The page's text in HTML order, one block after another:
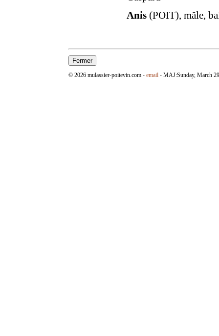
Anis (POIT), mâle,
© 2026 mulassier-poitevin.com - email - MAJ:Sunday, March